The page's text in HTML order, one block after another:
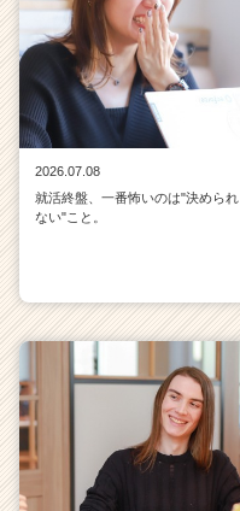
2026.07.08
就活終盤、一番怖いのは"決められ
ない"こと。